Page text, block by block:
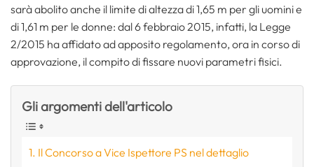
sarà abolito anche il limite di altezza di 1,65 m per gli uomini e
di 1,61 m per le donne: dal 6 febbraio 2015, infatti, la Legge
2/2015 ha affidato ad apposito regolamento, ora in corso di
approvazione, il compito di fissare nuovi parametri fisici.
Gli argomenti dell'articolo
Il Concorso a Vice Ispettore PS nel dettaglio